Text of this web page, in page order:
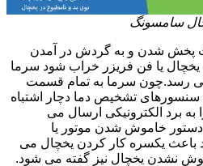
سامسونگ
پخش شدن و به گردش در آمدن
یا فن فریزر خراب شود سرما
رسد.چون سرما به تمام قسمت
سنسورهای تشخیص دما دچار اشتباه
برد الکترونیکی ارسال می
دستور خاموش شدن موتور یا
باعث یکسره کار کردن یخچال می
نشدن یخچال نیز گفته می شود.